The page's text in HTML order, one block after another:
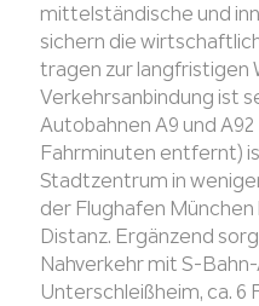
mittelständische und
sichern die
tragen zur langfristigen
Verkehrsanbindung ist
Autobahnen A9 und
Fahrminuten entfernt)
Stadtzentrum in
der Flughafen
Distanz. Ergänzend
Nahverkehr mit S-
Unterschleißheim, ca.